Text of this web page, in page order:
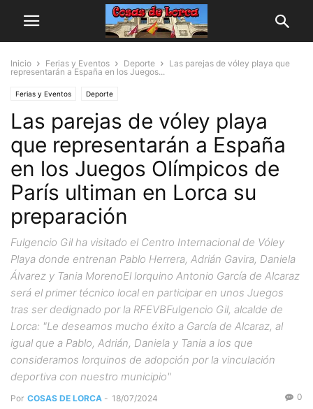
Inicio Ferias y Eventos Deporte
Las parejas de vóley playa que
representarán a España en los Juegos...
Ferias y Eventos Deporte
Las parejas de vóley playa
que representarán a España
en los Juegos Olímpicos de
París ultiman en Lorca su
preparación
Fulgencio Gil ha visitado el Centro Internacional de Vóley
Playa donde entrenan Pablo Herrera, Adrián Gavira, Daniela
Álvarez y Tania MorenoEl lorquino Antonio García de Alcaraz
será el primer técnico local en participar en unos Juegos
tras ser dedignado por la RFEVBFulgencio Gil, alcalde de
Lorca: "Le deseamos mucho éxito a García de Alcaraz, al
igual que a Pablo, Adrián, Daniela y Tania a los que
consideramos lorquinos de adopción por la vinculación
deportiva con nuestro municipio"
Por COSAS DE LORCA - 18/07/2024 0